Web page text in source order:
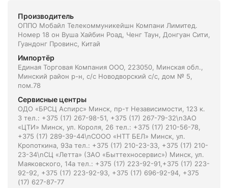
Производитель
ОППО Мобайл Телекоммуникейшн Компани Лимитед.
Номер 18 он Вуша Хайбин Роад, Ченг Таун, Донгуан Сити,
Гуандонг Провинс, Китай
Импортёр
Единая Торговая Компания ООО, 223050, Минская обл.,
Минский район р-н, с/с Новодворский с/с, дом № 5,
пом.78
Сервисные центры
ОДО «БРСЦ Аспирс» Минск, пр-т Независимости, 123 к.
3 тел.: +375 (17) 267-98-51, +375 (17) 267-79-32\nЗАО
«ЦТИ» Минск, ул. Короля, 26 тел.: +375 (17) 210-56-78,
+375 (17) 289-39-44\nСООО «НТТ БЕЛ» Минск, ул.
Кропоткина, 93а тел.: +375 (17) 210-23-33, +375 (17) 210-
23-34\nСЦ «Летта» (ЗАО «Быттехносервис») Минск, ул.
Маяковского, 14а тел.: +375 (17) 223-92-91,+375 (17) 223-
92-92, +375 (17) 223-92-93, +375 (17) 696-92-94, +375
(17) 627-87-77